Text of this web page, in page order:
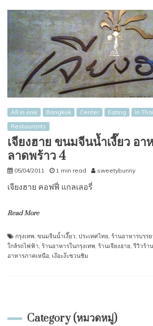
All in one Bangkok Center Eating
In
Restaurants
เจียงฮาย ขนมจีนน้ำเงี๊ยว อา
ลาดพร้าว 4
05/04/2011 1 min read sweetybunny
เจียงฮาย คอฟฟี่ แกลเลอรี่
Read More
กรุงเทพ, ขนมจีนน้ำเงี๊ยว, ประเทศไทย, ร้านอาหารบรร
ใกล้รถไฟฟ้า, ร้านอาหารในกรุงเทพ, ร้านเจียงฮาย,รีวิวร้า
อาหารภาคเหนือ, เง๊อะง๊ะชวนชิม
Category (หมวดหมู่)